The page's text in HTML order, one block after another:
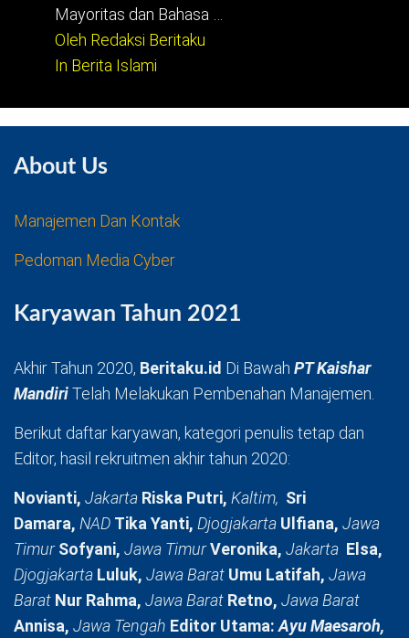
Mayoritas dan Bahasa …
Oleh Redaksi Beritaku
In Berita Islami
About Us
Manajemen Dan Kontak
Pedoman Media Cyber
Karyawan Tahun 2021
Akhir Tahun 2020, Beritaku.id Di Bawah PT Kaishar
MandiriTelah Melakukan Pembenahan Manajemen.
Berikut daftar karyawan, kategori penulis tetap dan
Editor, hasil rekruitmen akhir tahun 2020:
Novianti, Jakarta Riska Putri, Kaltim, Sri
Damara, NAD Tika Yanti, Djogjakarta Ulfiana, Jawa
TimurSofyani, Jawa TimurVeronika, Jakarta Elsa,
Djogjakarta Luluk, Jawa Barat Umu Latifah, Jawa
Barat Nur Rahma, Jawa Barat Retno, Jawa Barat
Annisa, Jawa Tengah Editor Utama:Ayu Maesaroh,